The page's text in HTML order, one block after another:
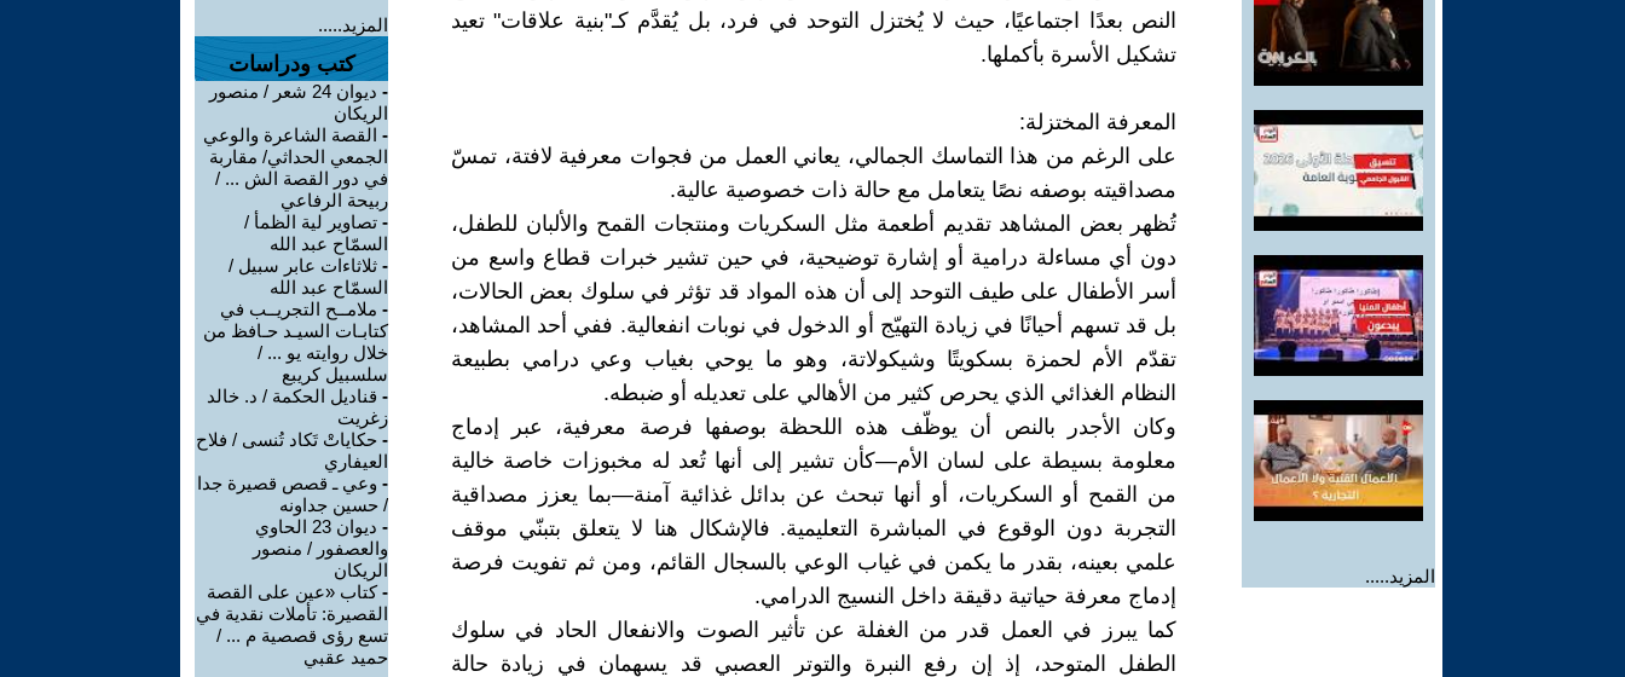
المزيد.....
النص بعدًا اجتماعيًا، حيث لا يُختزل التوحد في فرد، بل يُقدَّم كـ"بنية علاقات" تعيد
تشكيل الأسرة بأكملها.
المعرفة المختزلة:
على الرغم من هذا التماسك الجمالي، يعاني العمل من فجوات معرفية لافتة، تمسّ
مصداقيته بوصفه نصًا يتعامل مع حالة ذات خصوصية عالية.
تُظهر بعض المشاهد تقديم أطعمة مثل السكريات ومنتجات القمح والألبان للطفل،
دون أي مساءلة درامية أو إشارة توضيحية، في حين تشير خبرات قطاع واسع من
أسر الأطفال على طيف التوحد إلى أن هذه المواد قد تؤثر في سلوك بعض الحالات،
بل قد تسهم أحيانًا في زيادة التهيّج أو الدخول في نوبات انفعالية. ففي أحد المشاهد،
تقدّم الأم لحمزة بسكويتًا وشيكولاتة، وهو ما يوحي بغياب وعي درامي بطبيعة
النظام الغذائي الذي يحرص كثير من الأهالي على تعديله أو ضبطه.
وكان الأجدر بالنص أن يوظّف هذه اللحظة بوصفها فرصة معرفية، عبر إدماج
معلومة بسيطة على لسان الأم—كأن تشير إلى أنها تُعد له مخبوزات خاصة خالية
من القمح أو السكريات، أو أنها تبحث عن بدائل غذائية آمنة—بما يعزز مصداقية
التجربة دون الوقوع في المباشرة التعليمية. فالإشكال هنا لا يتعلق بتبنّي موقف
علمي بعينه، بقدر ما يكمن في غياب الوعي بالسجال القائم، ومن ثم تفويت فرصة
إدماج معرفة حياتية دقيقة داخل النسيج الدرامي.
كما يبرز في العمل قدر من الغفلة عن تأثير الصوت والانفعال الحاد في سلوك
الطفل المتوحد، إذ إن رفع النبرة والتوتر العصبي قد يسهمان في زيادة حالة
المزيد.....
كتب ودراسات
-
ديوان 24 شعر / منصور
الريكان
- القصة الشاعرة والوعي
الجمعي الحداثي/ مقاربة
في دور القصة الش ... /
ربيحة الرفاعي
- تصاوير لية الظمأ /
السمّاح عبد الله
- ثلاثاءات عابر سبيل /
السمّاح عبد الله
- ملامــح التجريــب في
كتابـات السيـد حـافظ من
خلال روايته يو ... /
سلسبيل كريبع
- قناديل الحكمة / د. خالد
زغريت
- حكاياتْ تَكاد تُنسى / فلاح
العيفاري
- وعي ـ قصص قصيرة جدا
/ حسين جداونه
-
ديوان 23 الحاوي
والعصفور / منصور
الريكان
-كتاب «عين على القصة
القصيرة: تأملات نقدية في
تسع رؤى قصصية م ... /
حميد عقبي